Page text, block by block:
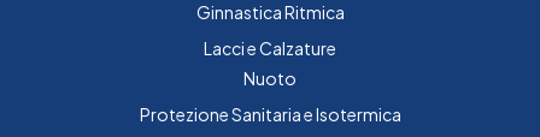
Ginnastica Ritmica
Lacci e Calzature
Nuoto
Protezione Sanitaria e Isotermica